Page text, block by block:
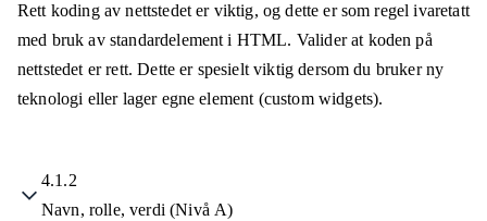
Rett koding av nettstedet er viktig, og dette er som regel ivaretatt
med bruk av standardelement i HTML. Valider at koden på
nettstedet er rett. Dette er spesielt viktig dersom du bruker ny
teknologi eller lager egne element (custom widgets).
4.1.2
Navn, rolle, verdi (Nivå A)